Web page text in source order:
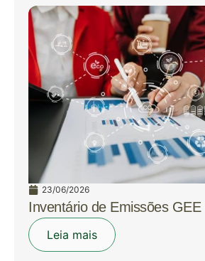
23/06/2026
Inventário de Emissões GEE
Leia mais